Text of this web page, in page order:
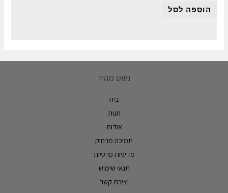
הוספה לסל
ניווט מהיר
בית
חנות
אודות
תמיכה מרחוק
מדיניות פרטיות
תנאי שימוש
יצירת קשר